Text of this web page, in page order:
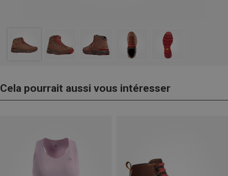
Cela pourrait aussi vous intéresser